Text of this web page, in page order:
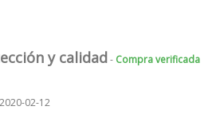
y calidad- Compra verificada
02-12